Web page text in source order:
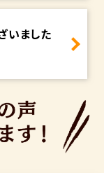
いました